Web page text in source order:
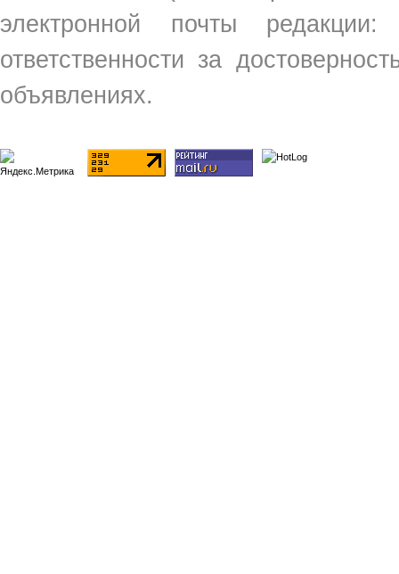
электронной почты
ответственности за
объявлениях.